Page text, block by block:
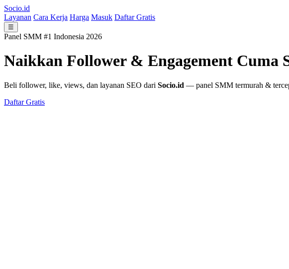
Socio.id
Layanan Cara Kerja Harga Masuk Daftar Gratis
☰
Panel SMM #1 Indonesia 2026
Naikkan Follower & Engagement Cuma
Beli follower, like, views, dan layanan SEO dari Socio.id — panel SMM termurah &
Daftar Gratis